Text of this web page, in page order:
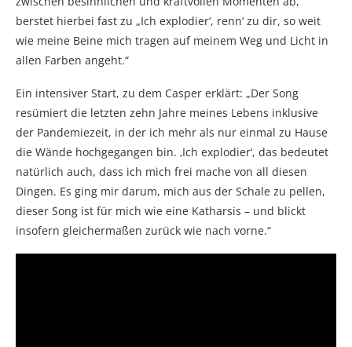
berstet hierbei fast zu „Ich explodier‘, renn‘ zu dir, so weit
wie meine Beine mich tragen auf meinem Weg und Licht in
allen Farben angeht.“
Ein intensiver Start, zu dem Casper erklärt: „Der Song
resümiert die letzten zehn Jahre meines Lebens inklusive
der Pandemiezeit, in der ich mehr als nur einmal zu Hause
die Wände hochgegangen bin. ‚Ich explodier‘, das bedeutet
natürlich auch, dass ich mich frei mache von all diesen
Dingen. Es ging mir darum, mich aus der Schale zu pellen,
dieser Song ist für mich wie eine Katharsis – und blickt
insofern gleichermaßen zurück wie nach vorne.“